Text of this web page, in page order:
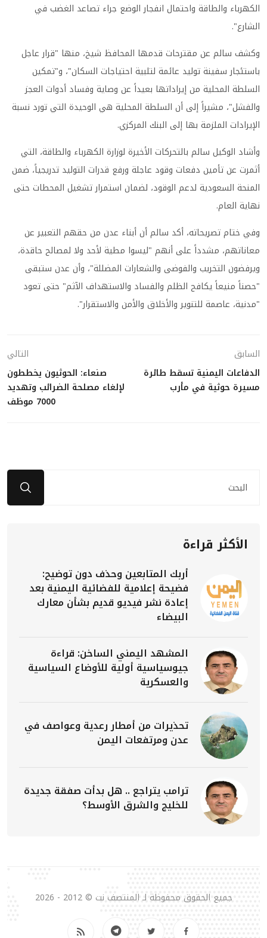
الكهرباء والطاقة واحتمال انفجار الوضع جراء تصاعد الغضب في
الشارع".
وكشف سالم عن مقترحات قدمها المحافظ شيخ، منها "قرار عاجل
باستئجار سفينة توليد عائمة لتلبية احتياجات السكان"، و"تمكين
السلطة المحلية من إيراداتها بعيداً عن وصاية وفساد أدوات العجز
والفشل"، مشيراً إلى أن السلطة المحلية هي الوحيدة التي تورد نسبة
الإيرادات الملزمة بها إلى البنك المركزي.
وأشاد الوكيل سالم بالتحركات الأخيرة لوزارة الكهرباء والطاقة، التي
أثمرت عن تأمين دفعات وقود عاجلة ورفع قدرات التوليد تدريجياً، ضمن
المنحة السعودية لدعم الوقود، لضمان استمرار تشغيل المحطات حتى
نهاية العام.
وفي ختام تصريحاته، أكد سالم أن أبناء عدن من حقهم التعبير عن
معاناتهم، مشدداً على أنهم "ليسوا مطية لأحد ولا لمصالح حاقدة،
ويرفضون التخريب والفوضى والشعارات المضللة"، وأن عدن ستبقى
"حصناً منيعاً يكافح الظلم والفساد والاستهداف الآثم" حتى تعود
"مدنية، عاصمة للتنوير والأخلاق والأمن والاستقرار".
السابق
الدفاعات اليمنية تسقط طائرة
مسيرة حوثية في مأرب
التالي
صنعاء: الحوثيون يخططون
لإلغاء مصلحة الضرائب وتهديد
7000 موظف
الأكثر قراءة
أربك المتابعين وحذف دون توضيح:
فضيحة إعلامية للفضائية اليمنية بعد
إعادة نشر فيديو قديم بشأن معارك
البيضاء
المشهد اليمني الساخن: قراءة
جيوسياسية أولية للأوضاع السياسية
والعسكرية
تحذيرات من أمطار رعدية وعواصف في
عدن ومرتفعات اليمن
ترامب يتراجع .. هل بدأت صفقة جديدة
للخليج والشرق الأوسط؟
جميع الحقوق محفوظة لـ المنتصف نت © 2012 - 2026